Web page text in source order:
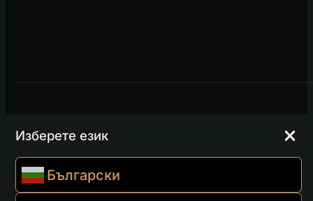
Изберете език
Български